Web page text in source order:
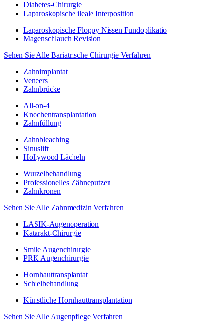
Diabetes-Chirurgie
Laparoskopische ileale Interposition
Laparoskopische Floppy Nissen Fundoplikatio
Magenschlauch Revision
Sehen Sie Alle Bariatrische Chirurgie Verfahren
Zahnimplantat
Veneers
Zahnbrücke
All-on-4
Knochentransplantation
Zahnfüllung
Zahnbleaching
Sinuslift
Hollywood Lächeln
Wurzelbehandlung
Professionelles Zähneputzen
Zahnkronen
Sehen Sie Alle Zahnmedizin Verfahren
LASIK-Augenoperation
Katarakt-Chirurgie
Smile Augenchirurgie
PRK Augenchirurgie
Hornhauttransplantat
Schielbehandlung
Künstliche Hornhauttransplantation
Sehen Sie Alle Augenpflege Verfahren